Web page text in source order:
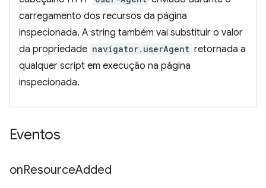
carregamento dos recursos da página
inspecionada. A string também vai substituir o valor
da propriedade navigator.userAgent retornada a
qualquer script em execução na página
inspecionada.
Eventos
onResourceAdded